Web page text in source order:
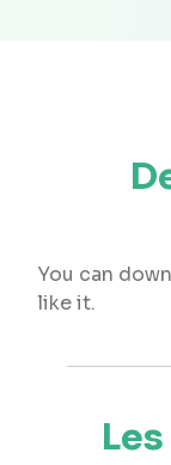
You can
like it.